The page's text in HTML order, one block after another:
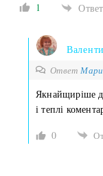
1
Ответ
Якнайщиріше
і теплі
0